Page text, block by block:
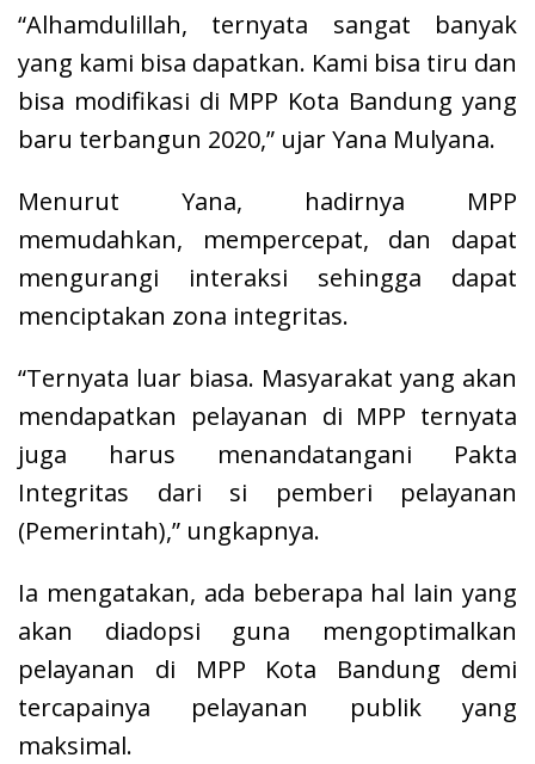
“Alhamdulillah, ternyata sangat banyak
yang kami bisa dapatkan. Kami bisa tiru dan
bisa modifikasi di MPP Kota Bandung yang
baru terbangun 2020,” ujar Yana Mulyana.
Menurut Yana, hadirnya MPP
memudahkan, mempercepat, dan dapat
mengurangi interaksi sehingga dapat
menciptakan zona integritas.
“Ternyata luar biasa. Masyarakat yang akan
mendapatkan pelayanan di MPP ternyata
juga harus menandatangani Pakta
Integritas dari si pemberi pelayanan
(Pemerintah),” ungkapnya.
Ia mengatakan, ada beberapa hal lain yang
akan diadopsi guna mengoptimalkan
pelayanan di MPP Kota Bandung demi
tercapainya pelayanan publik yang
maksimal.